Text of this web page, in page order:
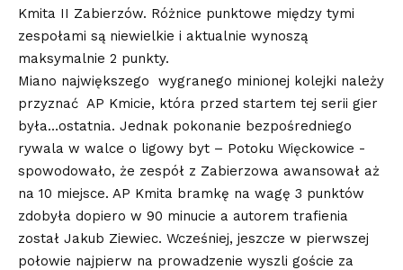
Kmita II Zabierzów. Różnice punktowe między tymi
zespołami są niewielkie i aktualnie wynoszą
maksymalnie 2 punkty.
Miano największego wygranego minionej kolejki należy
przyznać AP Kmicie, która przed startem tej serii gier
była…ostatnia. Jednak pokonanie bezpośredniego
rywala w walce o ligowy byt – Potoku Więckowice -
spowodowało, że zespół z Zabierzowa awansował aż
na 10 miejsce. AP Kmita bramkę na wagę 3 punktów
zdobyła dopiero w 90 minucie a autorem trafienia
został Jakub Ziewiec. Wcześniej, jeszcze w pierwszej
połowie najpierw na prowadzenie wyszli goście za